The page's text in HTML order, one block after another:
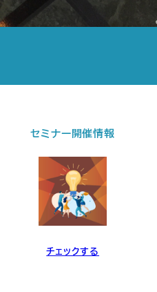
セミナー開催情報
チェックする